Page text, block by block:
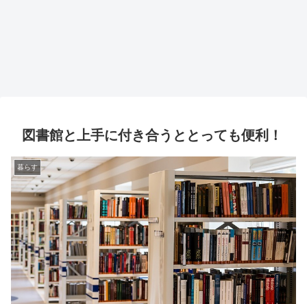
図書館と上手に付き合うととっても便利！
暮らす